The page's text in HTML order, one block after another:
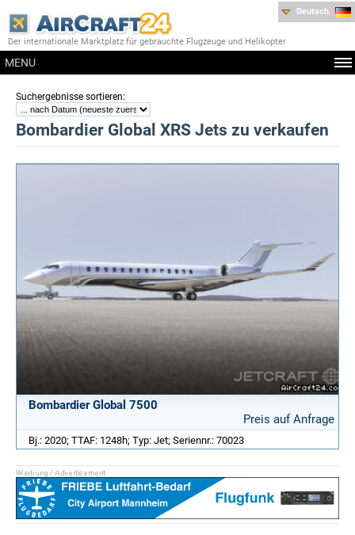
Der internationale Marktplatz für gebrauchte Flugzeuge und Helikopter
MENU
Deutsch
Suchergebnisse sortieren:
Bombardier Global XRS Jets zu verkaufen
Bombardier Global 7500
Preis auf Anfrage
Bj.: 2020; TTAF: 1248h; Typ: Jet; Seriennr.: 70023